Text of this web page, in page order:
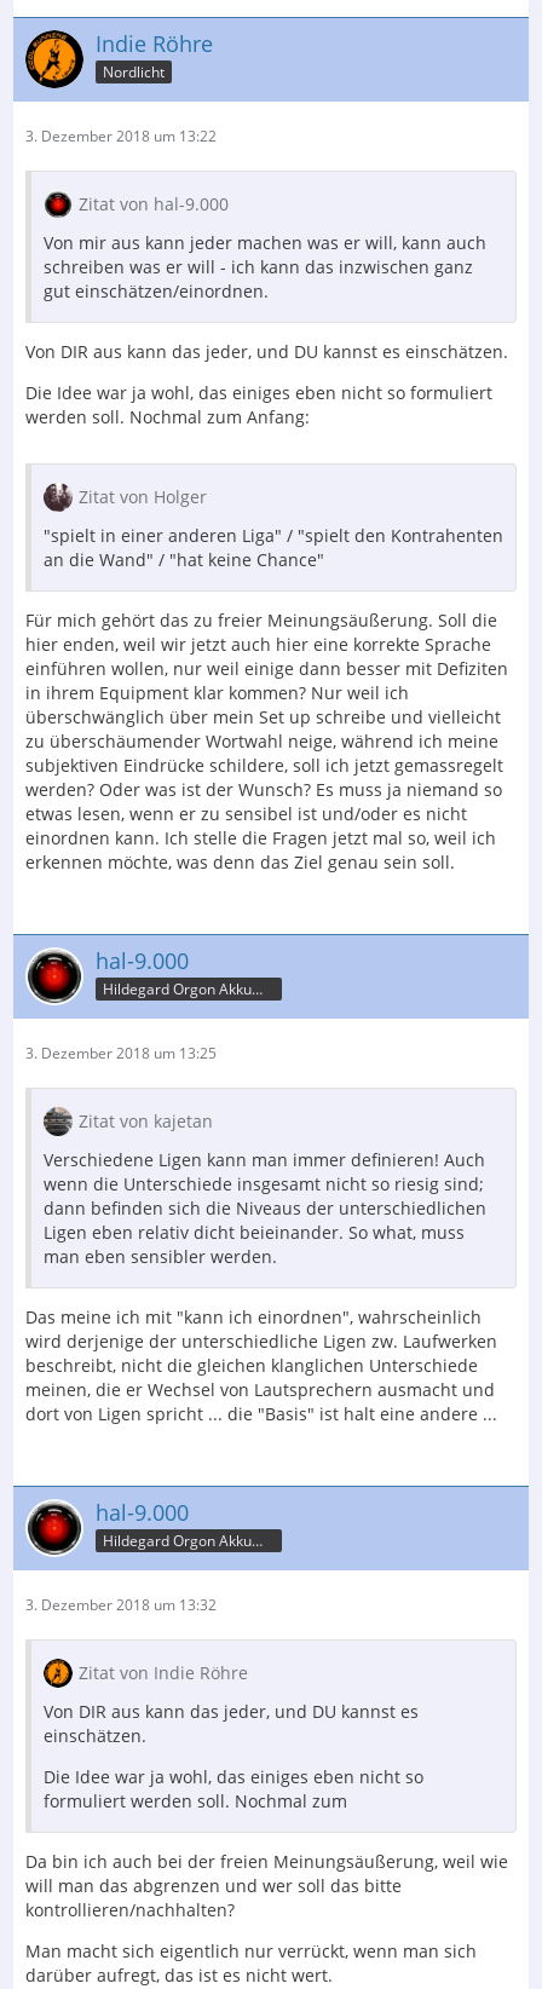
Indie Röhre
Nordlicht
3. Dezember 2018 um 13:22
Zitat von hal-9.000
Von mir aus kann jeder machen was er will, kann auch
schreiben was er will - ich kann das inzwischen ganz
gut einschätzen/einordnen.
Von DIR aus kann das jeder, und DU kannst es einschätzen.
Die Idee war ja wohl, das einiges eben nicht so formuliert
werden soll. Nochmal zum Anfang:
Zitat von Holger
"spielt in einer anderen Liga" / "spielt den Kontrahenten
an die Wand" / "hat keine Chance"
Für mich gehört das zu freier Meinungsäußerung. Soll die
hier enden, weil wir jetzt auch hier eine korrekte Sprache
einführen wollen, nur weil einige dann besser mit Defiziten
in ihrem Equipment klar kommen? Nur weil ich
überschwänglich über mein Set up schreibe und vielleicht
zu überschäumender Wortwahl neige, während ich meine
subjektiven Eindrücke schildere, soll ich jetzt gemassregelt
werden? Oder was ist der Wunsch? Es muss ja niemand so
etwas lesen, wenn er zu sensibel ist und/oder es nicht
einordnen kann. Ich stelle die Fragen jetzt mal so, weil ich
erkennen möchte, was denn das Ziel genau sein soll.
hal-9.000
Hildegard Orgon Akkumulator
3. Dezember 2018 um 13:25
Zitat von kajetan
Verschiedene Ligen kann man immer definieren! Auch
wenn die Unterschiede insgesamt nicht so riesig sind;
dann befinden sich die Niveaus der unterschiedlichen
Ligen eben relativ dicht beieinander. So what, muss
man eben sensibler werden.
Das meine ich mit "kann ich einordnen", wahrscheinlich
wird derjenige der unterschiedliche Ligen zw. Laufwerken
beschreibt, nicht die gleichen klanglichen Unterschiede
meinen, die er Wechsel von Lautsprechern ausmacht und
dort von Ligen spricht ... die "Basis" ist halt eine andere ...
hal-9.000
Hildegard Orgon Akkumulator
3. Dezember 2018 um 13:32
Zitat von Indie Röhre
Von DIR aus kann das jeder, und DU kannst es
einschätzen.
Die Idee war ja wohl, das einiges eben nicht so
formuliert werden soll. Nochmal zum
Da bin ich auch bei der freien Meinungsäußerung, weil wie
will man das abgrenzen und wer soll das bitte
kontrollieren/nachhalten?
Man macht sich eigentlich nur verrückt, wenn man sich
darüber aufregt, das ist es nicht wert.